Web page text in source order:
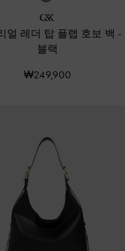
얼 레더 탑 플랩 호보 백 -
블랙
₩249,900